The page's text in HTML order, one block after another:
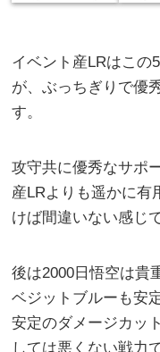
イベント産LRはこの
が、ぶっちぎりで優
す。
攻守共に優秀なサポ
産LRよりも遥かに有
けば間違いない感じ
後は2000日悟空は貴
ベジットブルーも安
安定のダメージカッ
しては悪くない戦力